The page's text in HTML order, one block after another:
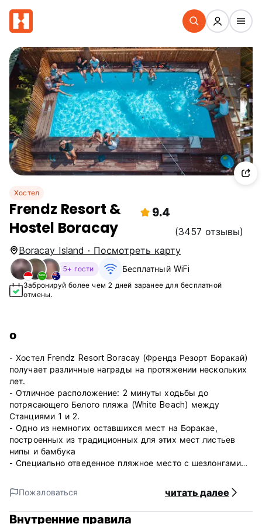
Хостел
Frendz Resort &
Hostel Boracay
9.4
(3457 отзывы)
Boracay Island · Посмотреть карту
5+ гости Бесплатный WiFi
Забронируй более чем 2 дней заранее для бесплатной
отмены.
о
- Хостел Frendz Resort Boracay (Френдз Резорт Боракай)
получает различные награды на протяжении нескольких
лет.
- Отличное расположение: 2 минуты ходьбы до
потрясающего Белого пляжа (White Beach) между
Станциями 1 и 2.
- Одно из немногих оставшихся мест на Боракае,
построенных из традиционных для этих мест листьев
нипы и бамбука
- Специально отведенное пляжное место с шезлонгами
- Новый резервный генератор для круглосуточного
обеспечения электроэнергией во время перебоев главной
сети.
- Бесплатный беспроводной интернет.
Пожаловаться читать далее
Внутренние правила